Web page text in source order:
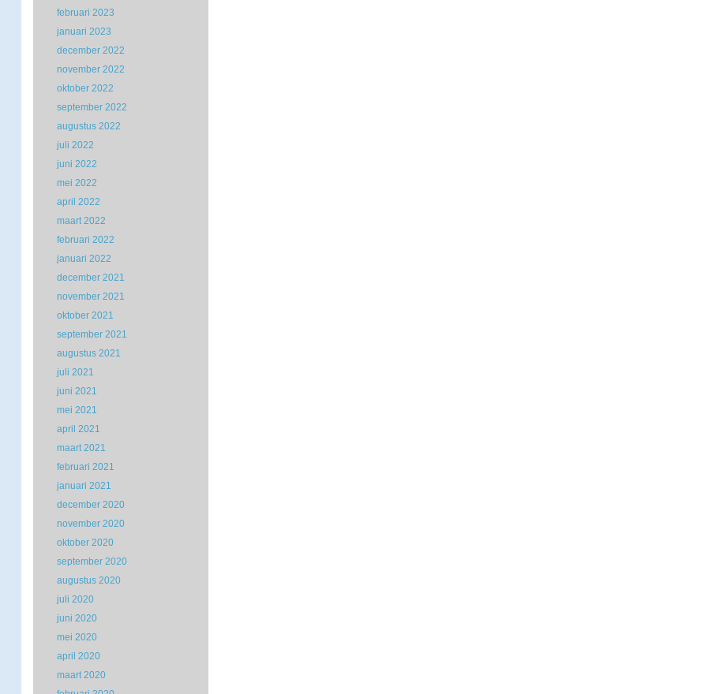
februari 2023
januari 2023
december 2022
november 2022
oktober 2022
september 2022
augustus 2022
juli 2022
juni 2022
mei 2022
april 2022
maart 2022
februari 2022
januari 2022
december 2021
november 2021
oktober 2021
september 2021
augustus 2021
juli 2021
juni 2021
mei 2021
april 2021
maart 2021
februari 2021
januari 2021
december 2020
november 2020
oktober 2020
september 2020
augustus 2020
juli 2020
juni 2020
mei 2020
april 2020
maart 2020